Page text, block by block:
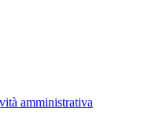
amministrativa